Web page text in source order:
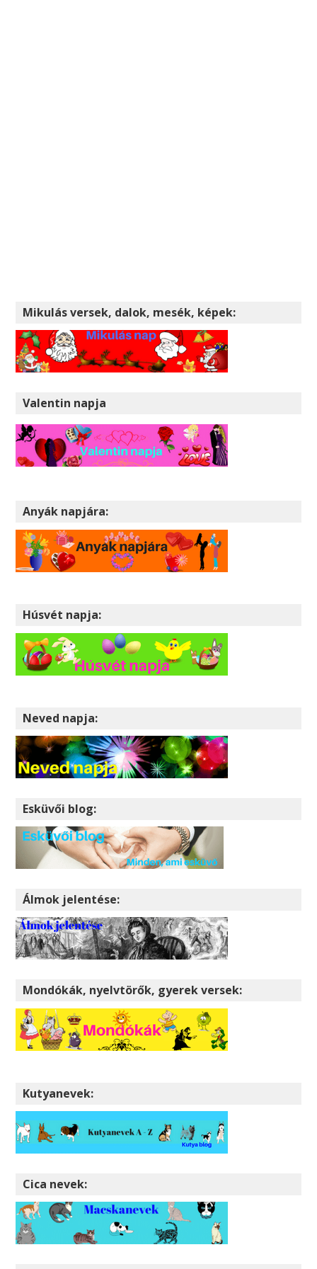
Mikulás versek, dalok, mesék, képek:
Valentin napja
Anyák napjára:
Húsvét napja:
Neved napja:
Esküvői blog:
Álmok jelentése:
Mondókák, nyelvtörők, gyerek versek:
Kutyanevek:
Cica nevek: